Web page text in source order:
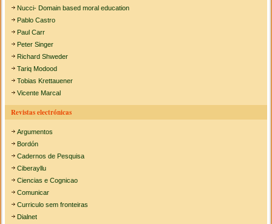
Nucci- Domain based moral education
Pablo Castro
Paul Carr
Peter Singer
Richard Shweder
Tariq Modood
Tobias Krettauener
Vicente Marcal
Revistas electrónicas
Argumentos
Bordón
Cadernos de Pesquisa
Ciberayllu
Ciencias e Cognicao
Comunicar
Curriculo sem fronteiras
Dialnet